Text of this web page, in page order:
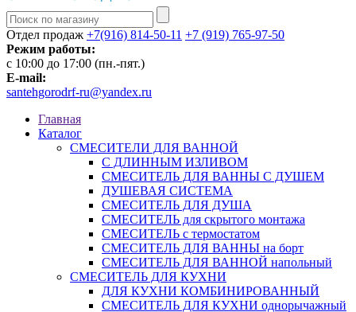
Отдел продаж +7(916) 814-50-11 +7 (919) 765-97-50
Режим работы:
c 10:00 до 17:00 (пн.-пят.)
E-mail:
santehgorodrf-ru@yandex.ru
Главная
Каталог
СМЕСИТЕЛИ ДЛЯ ВАННОЙ
С ДЛИННЫМ ИЗЛИВОМ
СМЕСИТЕЛЬ ДЛЯ ВАННЫ С ДУШЕМ
ДУШЕВАЯ СИСТЕМА
СМЕСИТЕЛЬ ДЛЯ ДУША
СМЕСИТЕЛЬ для скрытого монтажа
СМЕСИТЕЛЬ с термостатом
СМЕСИТЕЛЬ ДЛЯ ВАННЫ на борт
СМЕСИТЕЛЬ ДЛЯ ВАННОЙ напольный
СМЕСИТЕЛЬ ДЛЯ КУХНИ
ДЛЯ КУХНИ КОМБИНИРОВАННЫЙ
СМЕСИТЕЛЬ ДЛЯ КУХНИ однорычажный